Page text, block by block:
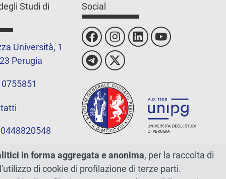
Studi di
Università, 1
Perugia
Social
in forma aggregata e anonima, per la raccolta di
di cookie di profilazione di terze parti.